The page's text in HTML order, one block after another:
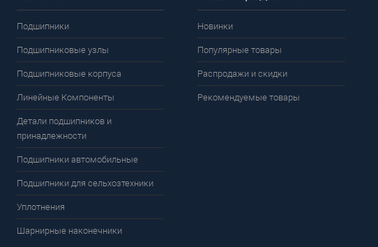
Подшипники
Подшипниковые узлы
Подшипниковые корпуса
Линейные Компоненты
Детали подшипников и
принадлежности
Подшипники автомобильные
Подшипники для сельхозтехники
Уплотнения
Шарнирные наконечники
Новинки
Популярные товары
Распродажи и скидки
Рекомендуемые товары